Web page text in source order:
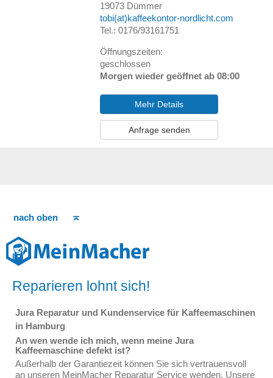
19073 Dümmer
tobi(at)kaffeekontor-nordlicht.com
Tel.: 0176/93161751
Öffnungszeiten:
geschlossen
Morgen wieder geöffnet ab 08:00
Mehr Details
Anfrage senden
nach oben
Reparieren lohnt sich!
Jura Reparatur und Kundenservice für Kaffeemaschinen
in Hamburg
An wen wende ich mich, wenn meine Jura
Kaffeemaschine defekt ist?
Außerhalb der Garantiezeit können Sie sich vertrauensvoll
an unseren MeinMacher Reparatur Service wenden. Unsere